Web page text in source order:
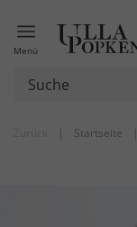
Menü
| Startseite |